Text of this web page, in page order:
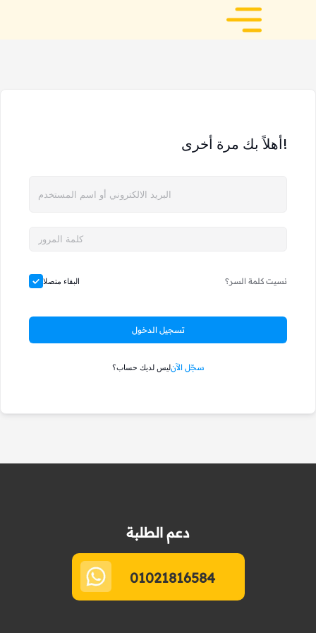
أهلاً بك مرة أخرى!
البقاء متصلا نسيت كلمة السر؟
تسجيل الدخول
ليس لديك حساب؟سجّل الآن
دعم الطلبة
01021816584